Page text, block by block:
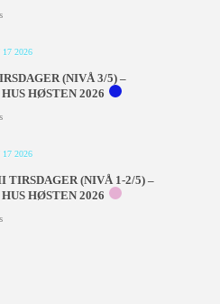
2026
(NIVÅ 3/5) –
HØSTEN 2026
2026
TIRSDAGER (NIVÅ 1-2/5) –
HØSTEN 2026